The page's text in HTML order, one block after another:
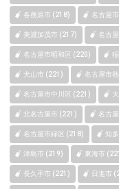
各務原市 (218) 名古屋
美濃加茂市 (217) 名古
名古屋市昭和区 (220)
犬山市 (221) 名古屋市
名古屋市中川区 (221)
北名古屋市 (221) 名古
名古屋市緑区 (218) 知
津島市 (219) 東海市
長久手市 (221) 日進市